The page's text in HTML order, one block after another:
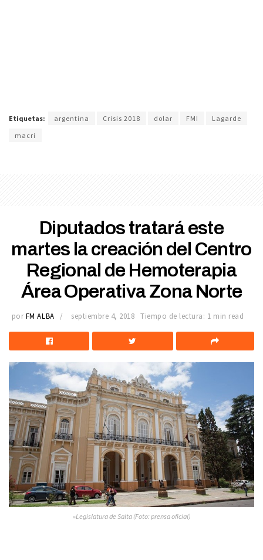
Etiquetas: argentina Crisis 2018 dolar FMI
Lagarde
macri
Diputados tratará este
martes la creación del Centro
Regional de Hemoterapia
Área Operativa Zona Norte
por FM ALBA septiembre 4, 2018 Tiempo de lectura: 1 min read
»Legislatura de Salta (Foto: prensa oficial)